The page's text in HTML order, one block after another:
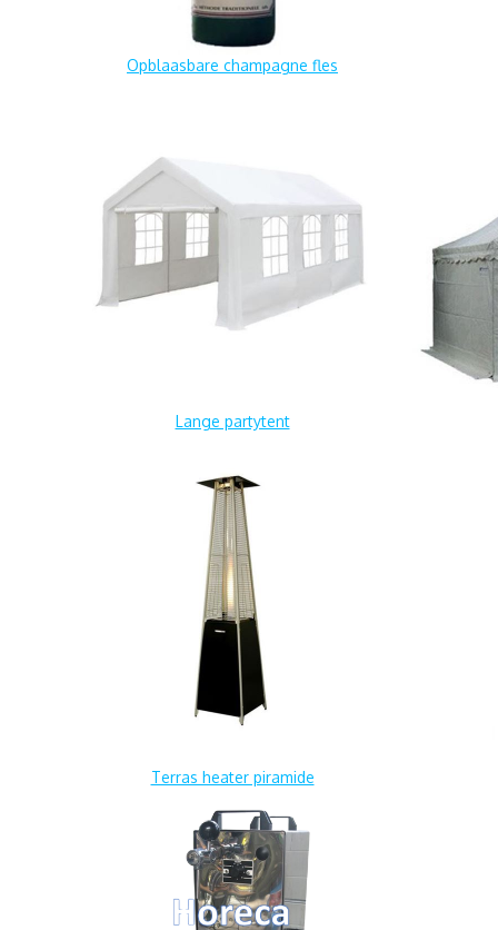
Opblaasbare champagne fles
Lange partytent
Terras heater piramide